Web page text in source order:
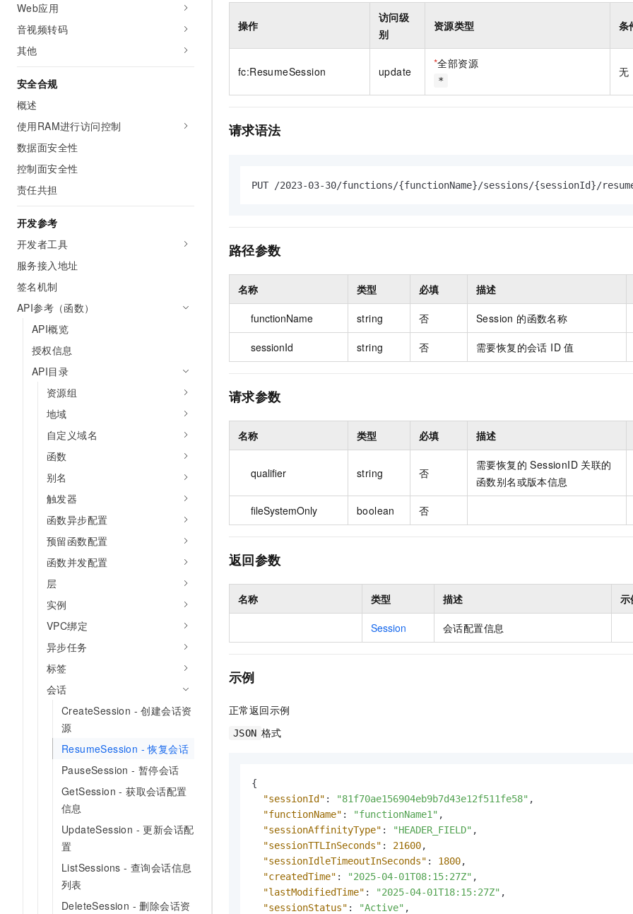
Web应用
音视频转码
其他
安全合规
概述
使用RAM进行访问控制
数据面安全性
控制面安全性
责任共担
开发参考
开发者工具
服务接入地址
签名机制
API参考（函数）
API概览
授权信息
API目录
资源组
地域
自定义域名
函数
别名
触发器
函数异步配置
预留函数配置
函数并发配置
层
实例
VPC绑定
异步任务
标签
会话
CreateSession - 创建会话资
源
ResumeSession - 恢复会话
PauseSession - 暂停会话
GetSession - 获取会话配置
信息
UpdateSession - 更新会话配
置
ListSessions - 查询会话信息
列表
DeleteSession - 删除会话资
操作
访问级
别
资源类型 条
fc:ResumeSession update
*全部资源
*
无
请求语法
PUT /2023-03-30/functions/{functionName}/sessions/{sessionId}/
路径参数
名称 类型 必填 描述
functionName string 否 Session 的函数名称
sessionId string 否 需要恢复的会话 ID 值
请求参数
名称 类型 必填 描述
qualifier string 否
需要恢复的 SessionID 关联的
函数别名或版本信息
fileSystemOnly boolean 否
返回参数
名称 类型 描述 示
Session 会话配置信息
示例
正常返回示例
JSON 格式
{
"sessionId" : "81f70ae156904eb9b7d43e12f511fe58" ,
"functionName" : "functionName1" ,
"sessionAffinityType" : "HEADER_FIELD" ,
"sessionTTLInSeconds" : 21600,
"sessionIdleTimeoutInSeconds" : 1800,
"createdTime" : "2025-04-01T08:15:27Z" ,
"lastModifiedTime" : "2025-04-01T18:15:27Z" ,
"sessionStatus" : "Active" ,